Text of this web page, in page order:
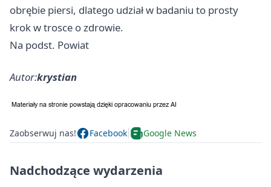
obrębie piersi, dlatego udział w badaniu to prosty
krok w trosce o zdrowie.
Na podst. Powiat
Autor:krystian
Zaobserwuj nas! Facebook Google News
Nadchodzące wydarzenia